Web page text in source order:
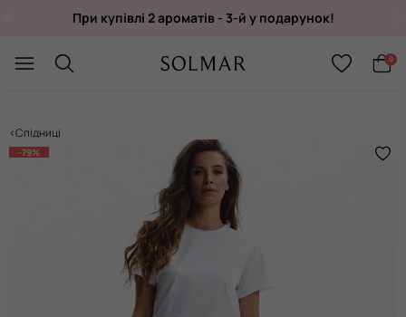
При купівлі 2 ароматів - 3-й у подарунок!
0
Спідниці
-79%
Укр